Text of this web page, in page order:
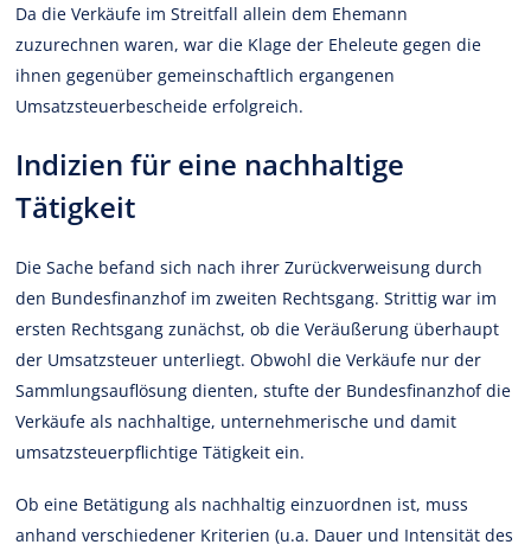
Da die Verkäufe im Streitfall allein dem Ehemann
zuzurechnen waren, war die Klage der Eheleute gegen die
ihnen gegenüber gemeinschaftlich ergangenen
Umsatzsteuerbescheide erfolgreich.
Indizien für eine nachhaltige
Tätigkeit
Die Sache befand sich nach ihrer Zurückverweisung durch
den Bundesfinanzhof im zweiten Rechtsgang. Strittig war im
ersten Rechtsgang zunächst, ob die Veräußerung überhaupt
der Umsatzsteuer unterliegt. Obwohl die Verkäufe nur der
Sammlungsauflösung dienten, stufte der Bundesfinanzhof die
Verkäufe als nachhaltige, unternehmerische und damit
umsatzsteuerpflichtige Tätigkeit ein.
Ob eine Betätigung als nachhaltig einzuordnen ist, muss
anhand verschiedener Kriterien (u.a. Dauer und Intensität des